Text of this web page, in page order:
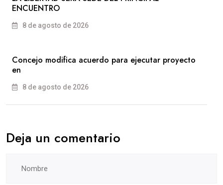
ENCUENTRO
8 de agosto de 2026
Concejo modifica acuerdo para ejecutar proyecto
en
8 de agosto de 2026
Deja un comentario